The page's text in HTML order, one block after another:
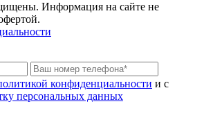
Информация на сайте не
конфиденциальности и с
персональных данных